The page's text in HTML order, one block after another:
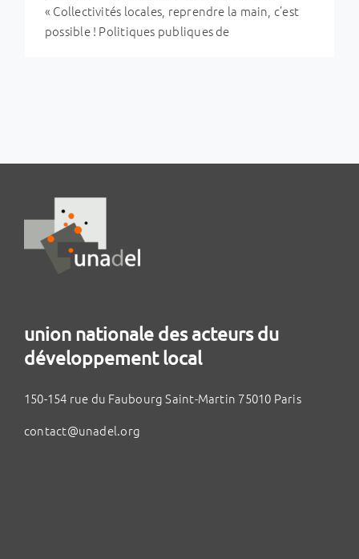
« Collectivités locales, reprendre la main, c’est
possible ! Politiques publiques de
union nationale des acteurs du
développement local
150-154 rue du Faubourg Saint-Martin 75010 Paris
contact@unadel.org